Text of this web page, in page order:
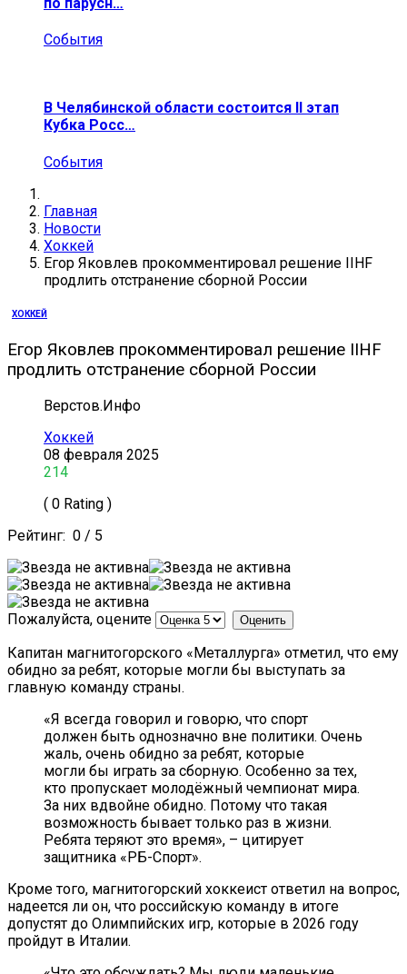
События
В Челябинской области состоится II этап
Кубка Росс…
События
Главная
Новости
Хоккей
Егор Яковлев прокомментировал решение IIHF
продлить отстранение сборной России
ХОККЕЙ
Егор Яковлев прокомментировал решение IIHF
продлить отстранение сборной России
Верстов.Инфо
Хоккей
08 февраля 2025
214
( 0 Rating )
Рейтинг: 0 / 5
Пожалуйста, оцените
Капитан магнитогорского «Металлурга» отметил, что ему
обидно за ребят, которые могли бы выступать за
главную команду страны.
«Я всегда говорил и говорю, что спорт
должен быть однозначно вне политики. Очень
жаль, очень обидно за ребят, которые
могли бы играть за сборную. Особенно за тех,
кто пропускает молодёжный чемпионат мира.
За них вдвойне обидно. Потому что такая
возможность бывает только раз в жизни.
Ребята теряют это время», – цитирует
защитника «РБ-Спорт».
Кроме того, магнитогорский хоккеист ответил на вопрос,
надеется ли он, что российскую команду в итоге
допустят до Олимпийских игр, которые в 2026 году
пройдут в Италии.